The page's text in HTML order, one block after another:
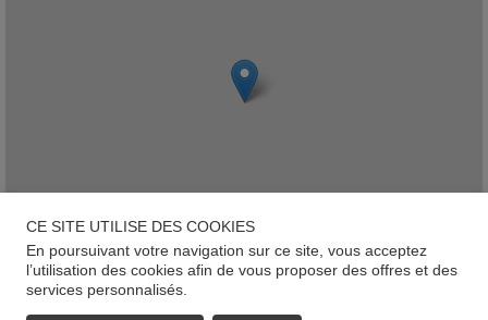
L-3372, Leudelange
CE SITE UTILISE DES COOKIES
En poursuivant votre navigation sur ce site, vous acceptez
l’utilisation des cookies afin de vous proposer des offres et des
services personnalisés.